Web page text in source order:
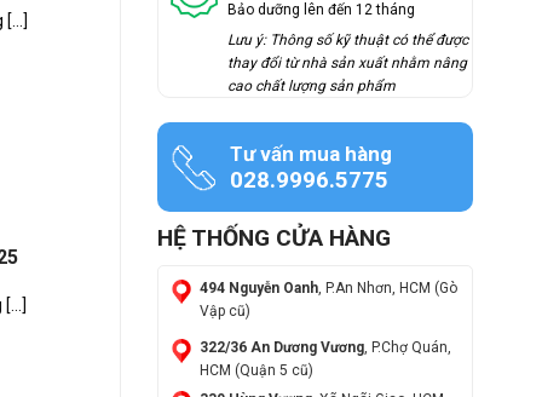
Bảo dưỡng lên đến 12 tháng
Lưu ý: Thông số kỹ thuật có thể được
thay đổi từ nhà sản xuất nhằm nâng
cao chất lượng sản phẩm
Tư vấn mua hàng
028.9996.5775
HỆ THỐNG CỬA HÀNG
494 Nguyễn Oanh, P.An Nhơn, HCM (Gò
Vập cũ)
322/36 An Dương Vương, P.Chợ Quán,
HCM (Quận 5 cũ)